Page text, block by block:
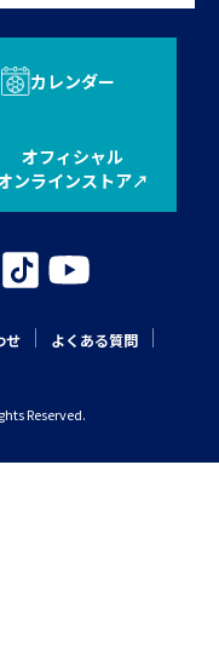
カレンダー
オフィシャル
ンラインストア
せ
よくある質問
Reserved.